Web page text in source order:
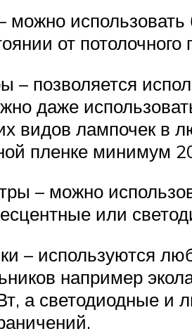
использовать
от
– позволяется
даже
видов лампочек в
пленке минимум
– можно
или
– используются
например
а светодиодные и